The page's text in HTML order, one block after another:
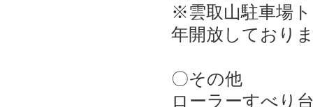
※雲取山駐車場
年開放しており
〇その他
ローラーすべり